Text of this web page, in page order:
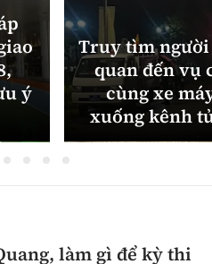
ý
Truy tìm
quan đến vụ
cùng xe
xuống kênh
làm gì để kỳ thi